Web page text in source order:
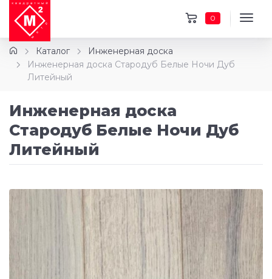
0
Каталог
Инженерная доска
Инженерная доска Стародуб Белые Ночи Дуб
Литейный
Инженерная доска
Стародуб Белые Ночи Дуб
Литейный